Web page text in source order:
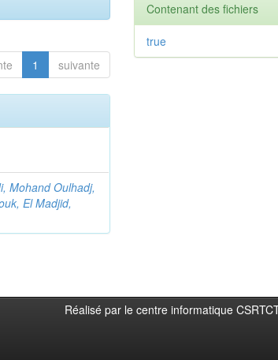
1 suivante
Mohand Oulhadj,
El Madjid,
Contenant des fichiers
true
Réalisé par le centre informatique